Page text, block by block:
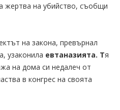
жертва на убийство, съобщи
на закона, превърнал
узаконила евтаназията. Тя
на дома си недалеч от
в конгрес на своята